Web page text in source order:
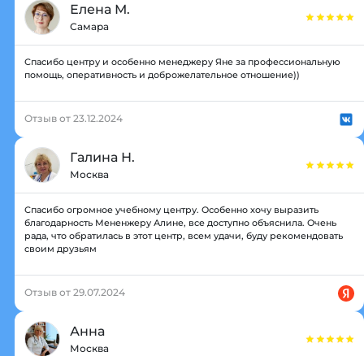
Елена М.
Самара
Спасибо центру и особенно менеджеру Яне за профессиональную
помощь, оперативность и доброжелательное отношение))
Отзыв от 23.12.2024
Галина Н.
Москва
Спасибо огромное учебному центру. Особенно хочу выразить
благодарность Мененжеру Алине, все доступно объяснила. Очень
рада, что обратилась в этот центр, всем удачи, буду рекомендовать
своим друзьям
Отзыв от 29.07.2024
Анна
Москва